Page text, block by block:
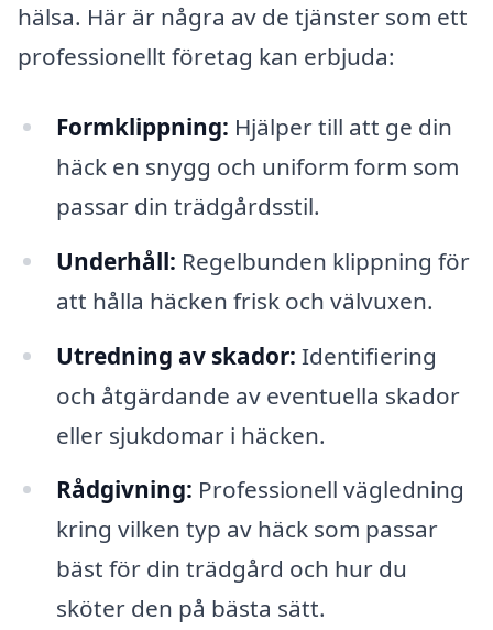
hälsa. Här är några av de tjänster som ett
professionellt företag kan erbjuda:
Formklippning: Hjälper till att ge din
häck en snygg och uniform form som
passar din trädgårdsstil.
Underhåll: Regelbunden klippning för
att hålla häcken frisk och välvuxen.
Utredning av skador: Identifiering
och åtgärdande av eventuella skador
eller sjukdomar i häcken.
Rådgivning: Professionell vägledning
kring vilken typ av häck som passar
bäst för din trädgård och hur du
sköter den på bästa sätt.